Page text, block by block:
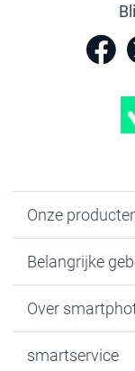
Onze
Fotogeschenken
Fotoprints,
MyNameBook
Belangrijke
Baby
Communie- en
Over
Duurzaamheid
smartservice